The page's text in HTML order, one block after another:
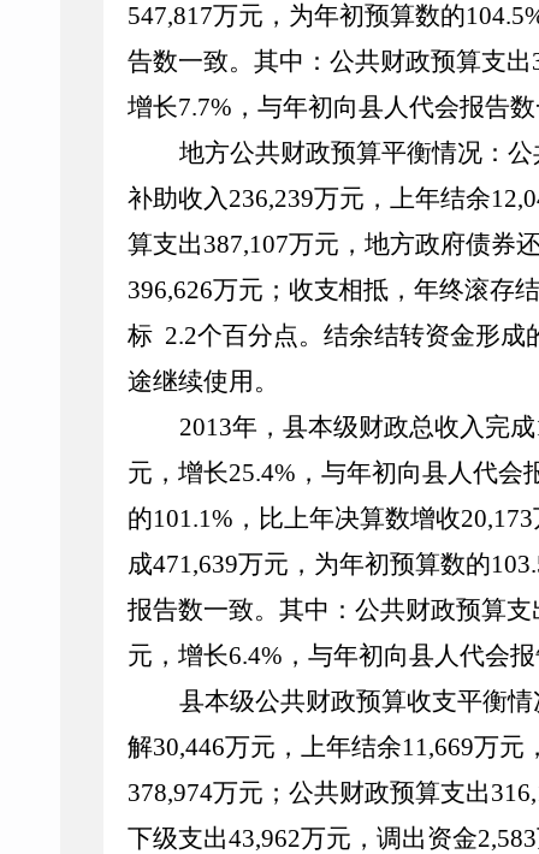
547,817万元，为年初预算数的104.5
告数一致。其中：公共财政预算支出
增长7.7% ，与年初向县人代会报告数
地方公共财政预算平衡情况：
补助收入236,239万元，上年结余12,0
算支出387,107万元， 地方政府债券
396,626万元； 收支相抵， 年终滚存
标 2.2个百分点。结余结转资金形成
途继续使用。
2013年，县本级财政总收入完成
元，增长25.4% ，与年初向县人代会
的101.1% ，比上年决算数增收20,173
成471,639万元，为年初预算数的103.
报告数一致。其中：公共财政预算支
元，增长6.4% ，与年初向县人代会
县本级公共财政预算收支平衡
解30,446万元，上年结余11,669万元
378,974万元；公共财政预算支出316,
下级支出43,962万元， 调出资金2,583